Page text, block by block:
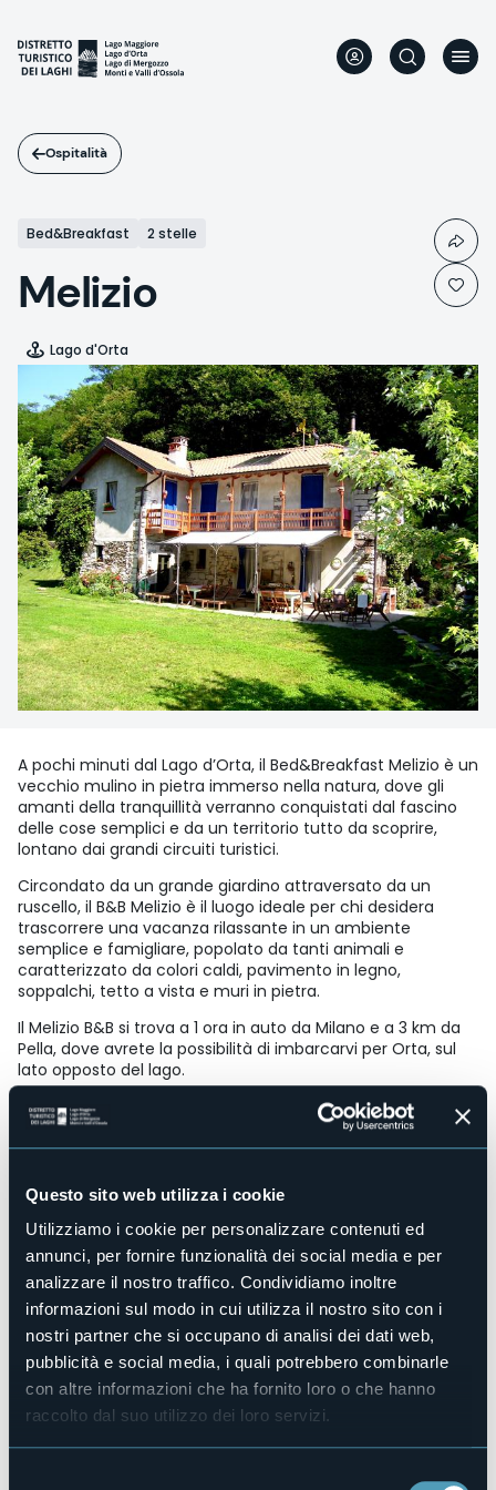
Questo sito web utilizza i cookie
Utilizziamo i cookie per personalizzare contenuti ed
annunci, per fornire funzionalità dei social media e per
analizzare il nostro traffico. Condividiamo inoltre
informazioni sul modo in cui utilizza il nostro sito con i
nostri partner che si occupano di analisi dei dati web,
pubblicità e social media, i quali potrebbero combinarle
con altre informazioni che ha fornito loro o che hanno
raccolto dal suo utilizzo dei loro servizi.
contenuto
principale
Ospitalità
Bed&Breakfast 2 stelle
Melizio
Lago d'Orta
A pochi minuti dal Lago d’Orta, il Bed&Breakfast Melizio è un
vecchio mulino in pietra immerso nella natura, dove gli
amanti della tranquillità verranno conquistati dal fascino
delle cose semplici e da un territorio tutto da scoprire,
lontano dai grandi circuiti turistici.
Circondato da un grande giardino attraversato da un
ruscello, il B&B Melizio è il luogo ideale per chi desidera
trascorrere una vacanza rilassante in un ambiente
semplice e famigliare, popolato da tanti animali e
caratterizzato da colori caldi, pavimento in legno,
soppalchi, tetto a vista e muri in pietra.
Il Melizio B&B si trova a 1 ora in auto da Milano e a 3 km da
Pella, dove avrete la possibilità di imbarcarvi per Orta, sul
lato opposto del lago.
No
Centro benessere
Sala congressi
No
Piscina
Animali ammessi
Camere
Posti letto